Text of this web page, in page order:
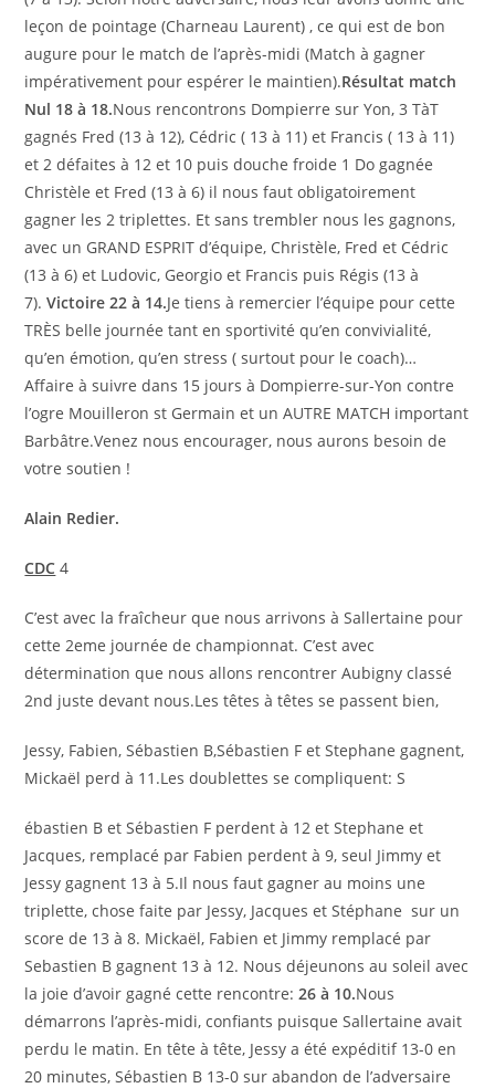
leçon de pointage (Charneau Laurent) , ce qui est de bon
augure pour le match de l’après-midi (Match à gagner
impérativement pour espérer le maintien).Résultat match
Nul 18 à 18.Nous rencontrons Dompierre sur Yon, 3 TàT
gagnés Fred (13 à 12), Cédric ( 13 à 11) et Francis ( 13 à 11)
et 2 défaites à 12 et 10 puis douche froide 1 Do gagnée
Christèle et Fred (13 à 6) il nous faut obligatoirement
gagner les 2 triplettes. Et sans trembler nous les gagnons,
avec un GRAND ESPRIT d’équipe, Christèle, Fred et Cédric
(13 à 6) et Ludovic, Georgio et Francis puis Régis (13 à
7).Victoire 22 à 14.Je tiens à remercier l’équipe pour cette
TRÈS belle journée tant en sportivité qu’en convivialité,
qu’en émotion, qu’en stress ( surtout pour le coach)…
Affaire à suivre dans 15 jours à Dompierre-sur-Yon contre
l’ogre Mouilleron st Germain et un AUTRE MATCH important
Barbâtre.Venez nous encourager, nous aurons besoin de
votre soutien !
Alain Redier.
CDC 4
C’est avec la fraîcheur que nous arrivons à Sallertaine pour
cette 2eme journée de championnat. C’est avec
détermination que nous allons rencontrer Aubigny classé
2nd juste devant nous.Les têtes à têtes se passent bien,
Jessy, Fabien, Sébastien B,Sébastien F et Stephane gagnent,
Mickaël perd à 11.Les doublettes se compliquent: S
ébastien B et Sébastien F perdent à 12 et Stephane et
Jacques, remplacé par Fabien perdent à 9, seul Jimmy et
Jessy gagnent 13 à 5.Il nous faut gagner au moins une
triplette, chose faite par Jessy, Jacques et Stéphane sur un
score de 13 à 8. Mickaël, Fabien et Jimmy remplacé par
Sebastien B gagnent 13 à 12. Nous déjeunons au soleil avec
la joie d’avoir gagné cette rencontre:26 à 10.Nous
démarrons l’après-midi, confiants puisque Sallertaine avait
perdu le matin. En tête à tête, Jessy a été expéditif 13-0 en
20 minutes, Sébastien B 13-0 sur abandon de l’adversaire